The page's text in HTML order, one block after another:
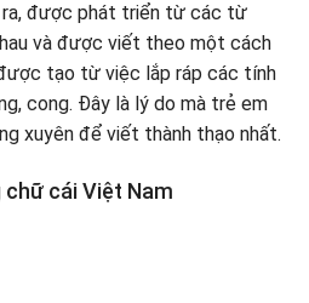
được phát triển từ các từ
và được viết theo một cách
tạo từ việc lắp ráp các tính
cong. Đây là lý do mà trẻ em
xuyên để viết thành thạo nhất.
chữ cái Việt Nam